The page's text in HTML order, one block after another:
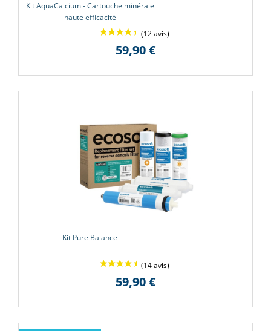
Kit AquaCalcium - Cartouche minérale
haute efficacité
59,90 €
Kit Pure Balance
59,90 €